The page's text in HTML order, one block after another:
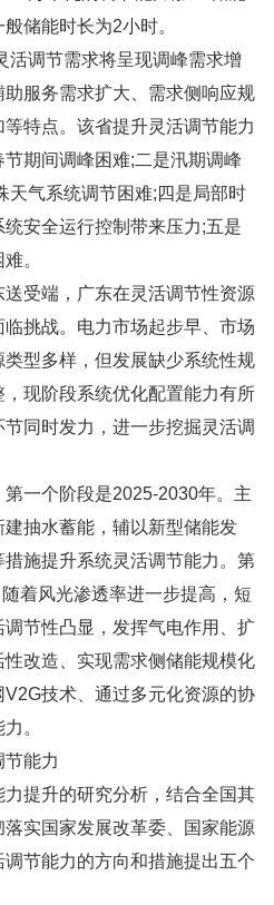
储能时长为2小时。
活调节需求将呈现调峰需求增
服务需求扩大、需求侧响应规
特点。该省提升灵活调节能力
期间调峰困难;二是汛期调峰
天气系统调节困难;四是局部时
安全运行控制带来压力;五是
。
受端，广东在灵活调节性资源
挑战。电力市场起步早、市场
型多样，但发展缺少系统性规
现阶段系统优化配置能力有所
同时发力，进一步挖掘灵活调
一个阶段是2025-2030年。主
抽水蓄能，辅以新型储能发
施提升系统灵活调节能力。第
着风光渗透率进一步提高，短
节性凸显，发挥气电作用、扩
改造、实现需求侧储能规模化
技术、通过多元化资源的协
。
能力
提升的研究分析，结合全国其
实国家发展改革委、国家能源
节能力的方向和措施提出五个